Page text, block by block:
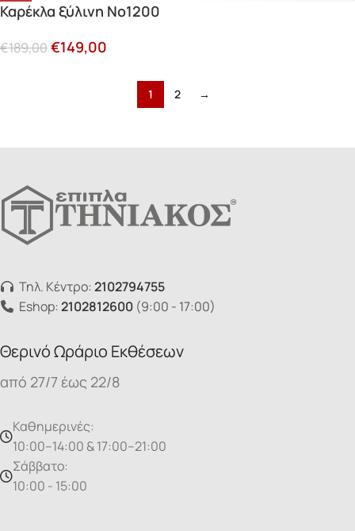
Καρέκλα ξύλινη Νο1200
€189,00€149,00
1 2 →
Τηλ. Κέντρο: 2102794755
Eshop: 2102812600 (9:00 - 17:00)
Θερινό Ωράριο Εκθέσεων
από 27/7 έως 22/8
Καθημερινές:
10:00–14:00 & 17:00–21:00
Σάββατο:
10:00 - 15:00